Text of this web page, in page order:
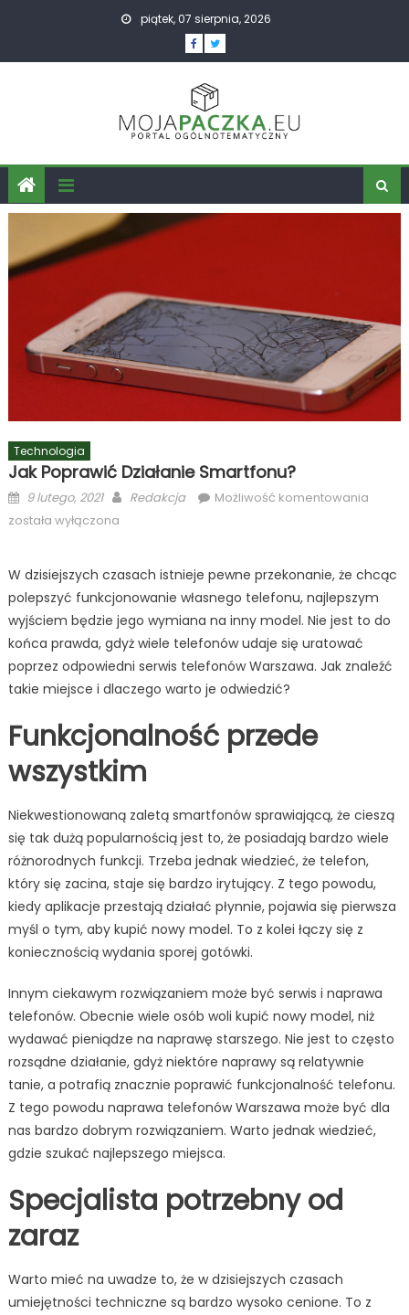
piątek, 07 sierpnia, 2026
Technologia
Jak Poprawić Działanie Smartfonu?
Posted
on
9 lutego, 2021 Author
Redakcja Możliwość komentowaniaJak
została wyłączona
W dzisiejszych czasach istnieje pewne przekonanie, że chcąc
polepszyć funkcjonowanie własnego telefonu, najlepszym
wyjściem będzie jego wymiana na inny model. Nie jest to do
końca prawda, gdyż wiele telefonów udaje się uratować
poprzez odpowiedni serwis telefonów Warszawa. Jak znaleźć
takie miejsce i dlaczego warto je odwiedzić?
Funkcjonalność przede
wszystkim
Niekwestionowaną zaletą smartfonów sprawiającą, że cieszą
się tak dużą popularnością jest to, że posiadają bardzo wiele
różnorodnych funkcji. Trzeba jednak wiedzieć, że telefon,
który się zacina, staje się bardzo irytujący. Z tego powodu,
kiedy aplikacje przestają działać płynnie, pojawia się pierwsza
myśl o tym, aby kupić nowy model. To z kolei łączy się z
koniecznością wydania sporej gotówki.
Innym ciekawym rozwiązaniem może być serwis i naprawa
telefonów. Obecnie wiele osób woli kupić nowy model, niż
wydawać pieniądze na naprawę starszego. Nie jest to często
rozsądne działanie, gdyż niektóre naprawy są relatywnie
tanie, a potrafią znacznie poprawić funkcjonalność telefonu.
Z tego powodu naprawa telefonów Warszawa może być dla
nas bardzo dobrym rozwiązaniem. Warto jednak wiedzieć,
gdzie szukać najlepszego miejsca.
Specjalista potrzebny od
zaraz
Warto mieć na uwadze to, że w dzisiejszych czasach
umiejętności techniczne są bardzo wysoko cenione. To z